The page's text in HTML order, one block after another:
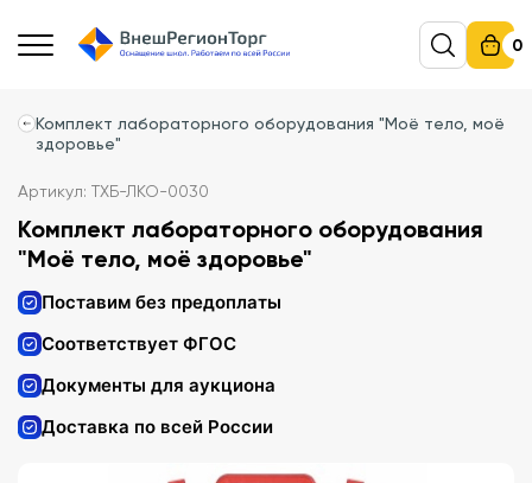
0
Комплект лабораторного оборудования "Моё тело, моё
здоровье"
Артикул: ТХБ-ЛКО-0030
Комплект лабораторного оборудования
"Моё тело, моё здоровье"
Поставим без предоплаты
Соответствует ФГОС
Документы для аукциона
Доставка по всей России